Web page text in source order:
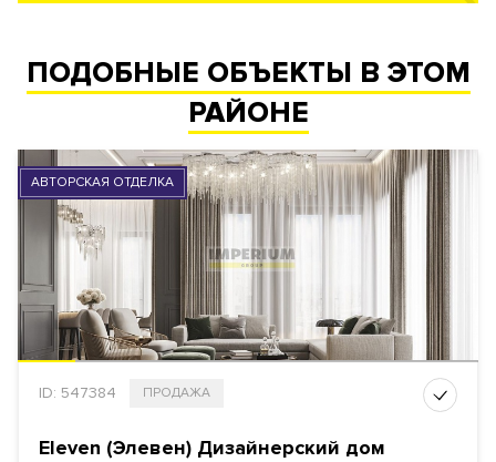
ПОДОБНЫЕ ОБЪЕКТЫ В ЭТОМ
РАЙОНЕ
АВТОРСКАЯ ОТДЕЛКА
ID: 547384 ПРОДАЖА
Eleven (Элевен) Дизайнерский дом